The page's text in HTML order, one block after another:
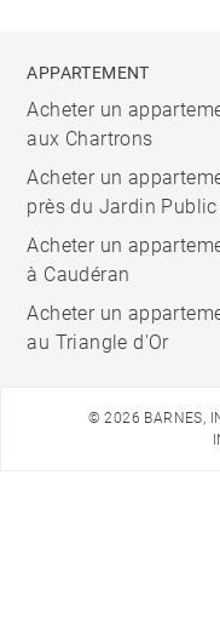
APPARTEMENT
Acheter un
aux Chartrons
Acheter un
près du Jardin Public
Acheter un
à Caudéran
Acheter un
au Triangle d'Or
© 2026 BARNES,